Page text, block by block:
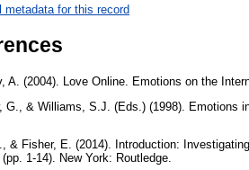
metadata for this record
A. (2004). Love Online. Emotions on the
G., & Williams, S.J. (Eds.) (1998). Emotions
& Fisher, E. (2014). Introduction:
1-14). New York: Routledge.